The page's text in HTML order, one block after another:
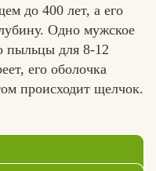
до 400 лет, а его
Одно мужское
пыльцы для 8-12
его оболочка
происходит щелчок.